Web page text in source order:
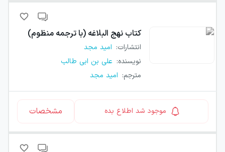
کتاب نهج البلاغه (با ترجمه منظوم)
انتشارات: امید مجد
نویسنده: علی بن ابی طالب
مترجم: امید مجد
موجود شد اطلاع بده مشخصات